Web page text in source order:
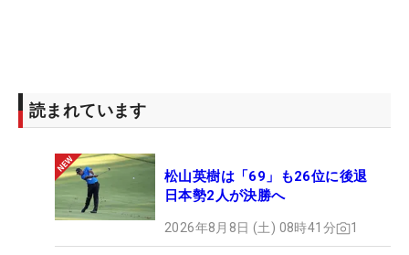
読まれています
松山英樹は「69」も26位に後退
日本勢2人が決勝へ
2026年8月8日 (土) 08時41分 1